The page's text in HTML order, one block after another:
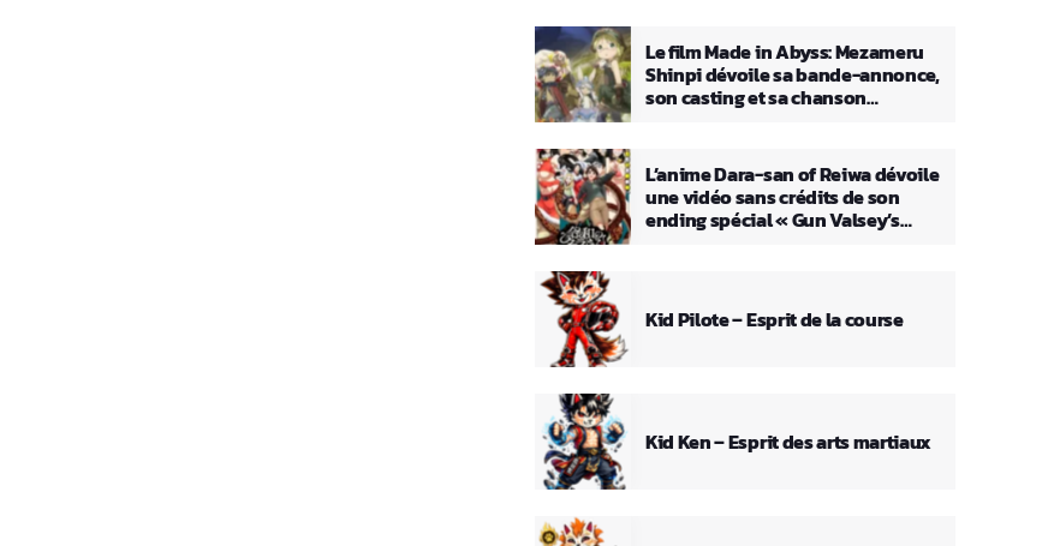
Le film Made in Abyss: Mezameru
Shinpi dévoile sa bande-annonce,
son casting et sa chanson
L’anime Dara-san of Reiwa dévoile
une vidéo sans crédits de son
ending spécial « Gun Valsey’s
Kid Pilote – Esprit de la course
Kid Ken – Esprit des arts martiaux